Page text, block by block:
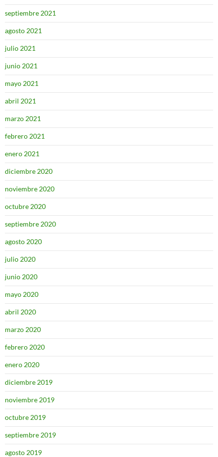
septiembre 2021
agosto 2021
julio 2021
junio 2021
mayo 2021
abril 2021
marzo 2021
febrero 2021
enero 2021
diciembre 2020
noviembre 2020
octubre 2020
septiembre 2020
agosto 2020
julio 2020
junio 2020
mayo 2020
abril 2020
marzo 2020
febrero 2020
enero 2020
diciembre 2019
noviembre 2019
octubre 2019
septiembre 2019
agosto 2019